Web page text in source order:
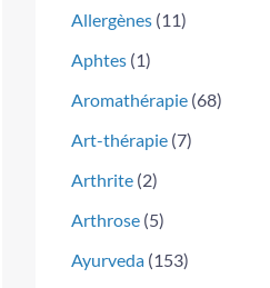
Allergènes (11)
Aphtes (1)
Aromathérapie (68)
Art-thérapie (7)
Arthrite (2)
Arthrose (5)
Ayurveda (153)